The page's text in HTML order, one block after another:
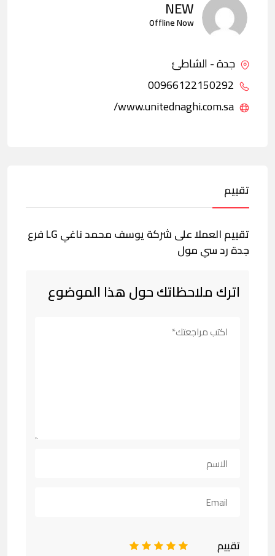
NEW
Offline Now
جدة - الشاطئ
تقييم
تقييم العملا على شركة يوسف محمد ناغي LG فرع
جدة رد سي مول
اترك ملاحظاتك حول هذا الموضوع
تقييم 5
4
3
2